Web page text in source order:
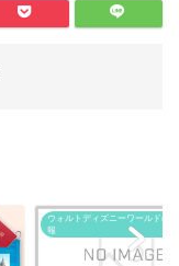
ウォルトディズニーワールド
報